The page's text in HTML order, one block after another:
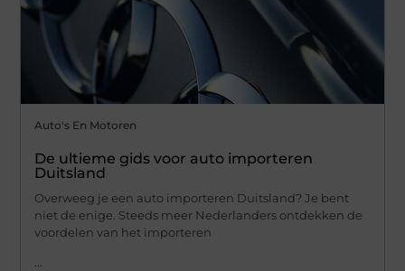
Auto's En Motoren
De ultieme gids voor auto importeren
Duitsland
Overweeg je een auto importeren Duitsland? Je bent
niet de enige. Steeds meer Nederlanders ontdekken de
voordelen van het importeren
...